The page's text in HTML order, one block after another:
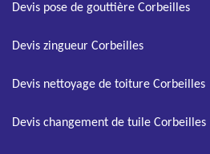
Devis pose de gouttière Corbeilles
Devis zingueur Corbeilles
Devis nettoyage de toiture Corbeilles
Devis changement de tuile Corbeilles